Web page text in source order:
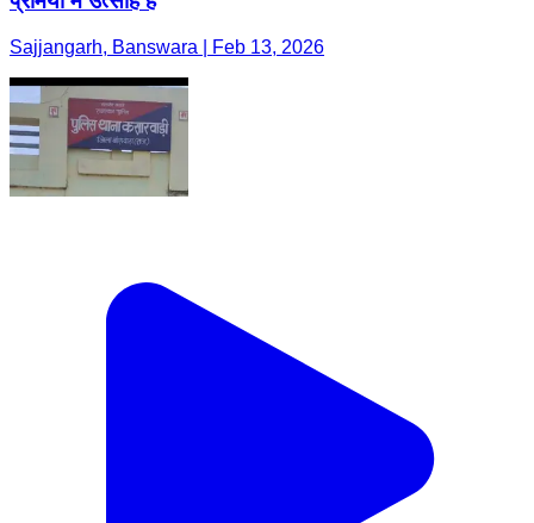
Sajjangarh, Banswara | Feb 13, 2026